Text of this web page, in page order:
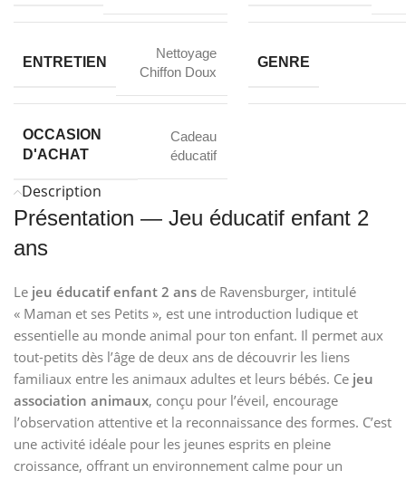
ENTRETIEN
Nettoyage
Chiffon Doux
GENRE
OCCASION
D'ACHAT
Cadeau
éducatif
Description
Présentation — Jeu éducatif enfant 2
ans
Le jeu éducatif enfant 2 ans de Ravensburger, intitulé
« Maman et ses Petits », est une introduction ludique et
essentielle au monde animal pour ton enfant. Il permet aux
tout-petits dès l’âge de deux ans de découvrir les liens
familiaux entre les animaux adultes et leurs bébés. Ce jeu
association animaux, conçu pour l’éveil, encourage
l’observation attentive et la reconnaissance des formes. C’est
une activité idéale pour les jeunes esprits en pleine
croissance, offrant un environnement calme pour un